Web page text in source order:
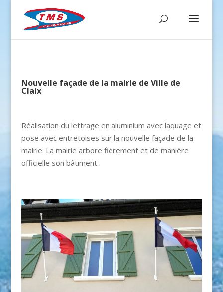
Nouvelle façade de la mairie de Ville de
Claix
Réalisation du lettrage en aluminium avec laquage et
pose avec entretoises sur la nouvelle façade de la
mairie. La mairie arbore fièrement et de manière
officielle son bâtiment.